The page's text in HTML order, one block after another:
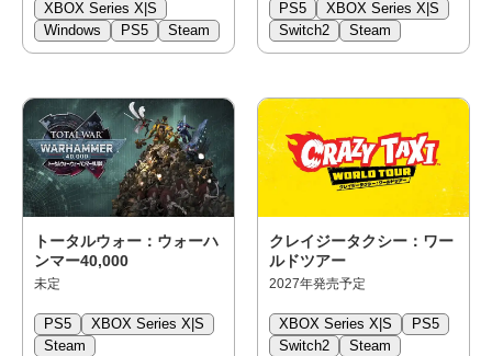
XBOX Series X|S
Windows
PS5 Steam
PS5
XBOX Series X|S
Switch2
Steam
トータルウォー：ウォーハ
ンマー40,000
未定
PS5
XBOX Series X|S
Steam
クレイジータクシー：ワー
ルドツアー
2027年発売予定
XBOX Series X|S
PS5
Switch2
Steam